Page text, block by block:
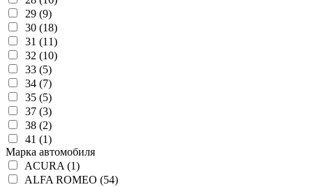
29 (9)
30 (18)
31 (11)
32 (10)
33 (5)
34 (7)
35 (5)
37 (3)
38 (2)
41 (1)
Марка автомобиля
ACURA (1)
ALFA ROMEO (54)